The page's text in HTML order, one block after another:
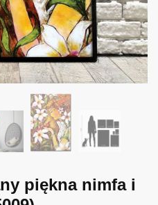
piękna nimfa i